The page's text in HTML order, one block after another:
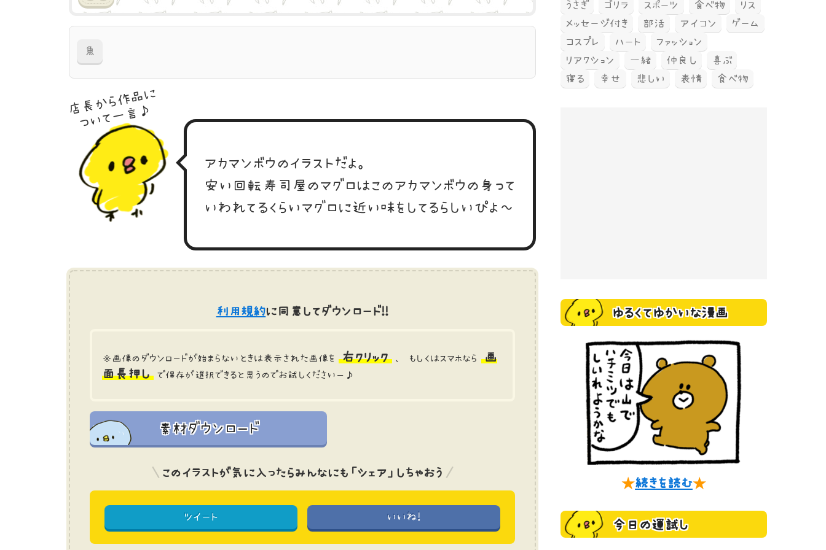
魚
店長から作品に
ついて一言♪
アカマンボウのイラストだよ。
安い回転寿司屋のマグロはこのアカマンボウの身って
いわれてるくらいマグロに近い味をしてるらしいぴよ～
利用規約に同意してダウンロード!!
※画像のダウンロードが始まらないときは表示された画像を 右クリック 、 もしくはスマホなら
画
面長押し
で保存が選択できると思うのでお試しくださいー♪
素材ダウンロード
このイラストが気に入ったらみんなにも「シェア」しちゃおう
ツイート いいね!
うさぎ ゴリラ スポーツ 食べ物
リス
メッセージ付き
部活 アイコン
ゲーム
コスプレ
ハート
ファッション
リアクション
一緒 仲良し
喜ぶ
寝る
幸せ 悲しい 表情 食べ物
ゆるくてゆかいな漫画
★続きを読む★
今日の運試し